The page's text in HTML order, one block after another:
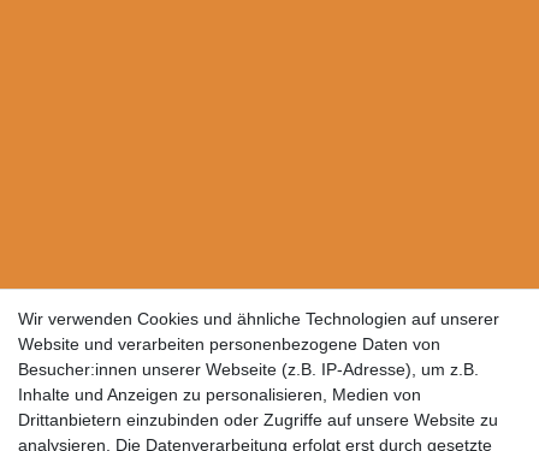
Wir verwenden Cookies und ähnliche Technologien auf unserer
Website und verarbeiten personenbezogene Daten von
Besucher:innen unserer Webseite (z.B. IP-Adresse), um z.B.
Inhalte und Anzeigen zu personalisieren, Medien von
Drittanbietern einzubinden oder Zugriffe auf unsere Website zu
analysieren. Die Datenverarbeitung erfolgt erst durch gesetzte